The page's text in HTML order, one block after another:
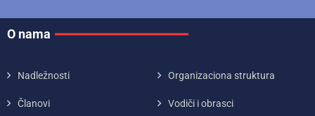
O nama
Nadležnosti Organizaciona struktura
Članovi Vodiči i obrasci